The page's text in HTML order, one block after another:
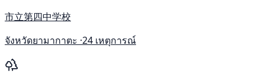
市立第四中学校
จังหวัดยามากาตะ ·24 เหตุการณ์